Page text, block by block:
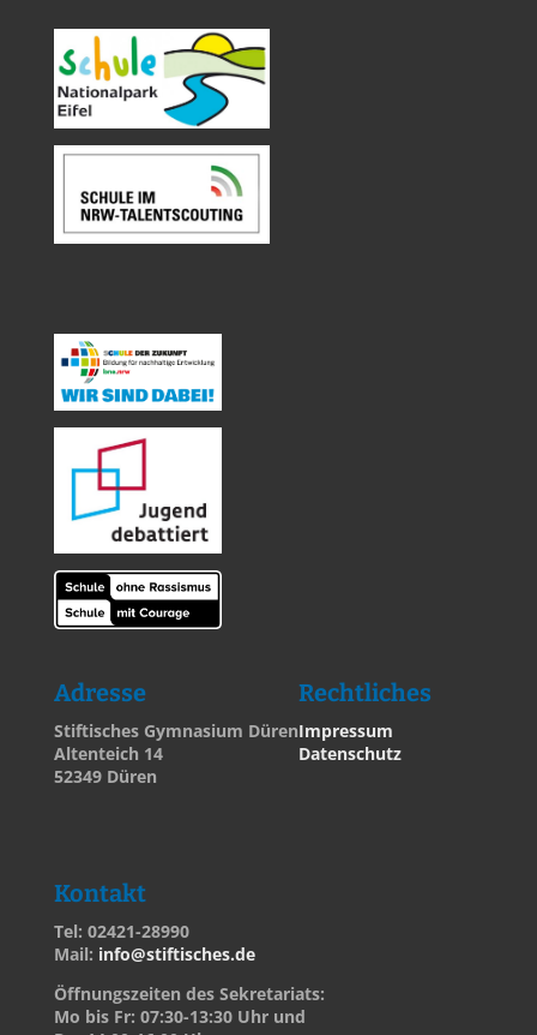
Adresse
Stiftisches Gymnasium Düren
Altenteich 14
52349 Düren
Rechtliches
Impressum
Datenschutz
Kontakt
Tel: 02421-28990
Mail: info@stiftisches.de
Öffnungszeiten des Sekretariats:
Mo bis Fr: 07:30-13:30 Uhr und